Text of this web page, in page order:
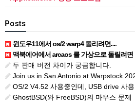
Posts
윈도우11에서 os/2 warp4 돌리려면....
맥북에어에서 arcaos 를 가상으로 돌릴려면 어
두 판매 버전 차이가 궁금합니다.
Join us in San Antonio at Warpstock
OS/2 V4.52 사용중인데, USB drive 사
GhostBSD(와 FreeBSD)의 마우스 문제